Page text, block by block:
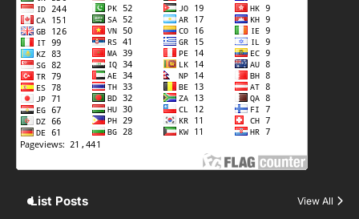
3
Harga Emas Hari Ini: Panduan untuk
Membeli dan Investasi
Eco Contributor
4
Jasa Menulis: Peluang Bisnis Kreatif
List Posts View All